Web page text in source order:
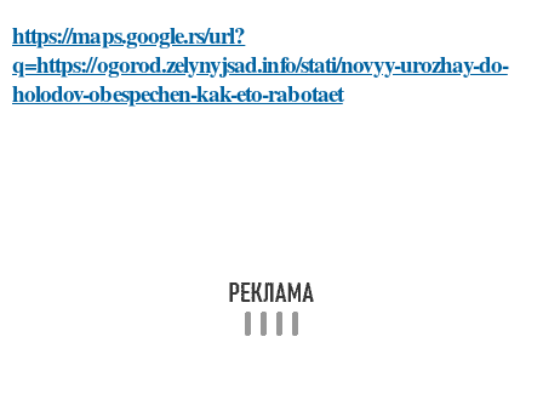
https://maps.google.rs/url?
q=https://ogorod.zelynyjsad.info/stati/novyy-urozhay-do-
holodov-obespechen-kak-eto-rabotaet